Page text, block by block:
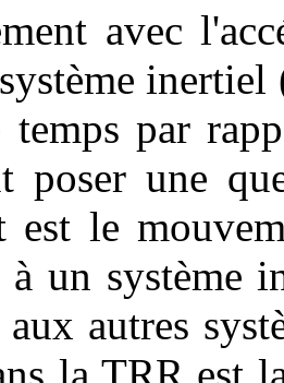
avec
inertiel
temps par
poser une
est le
un système
autres